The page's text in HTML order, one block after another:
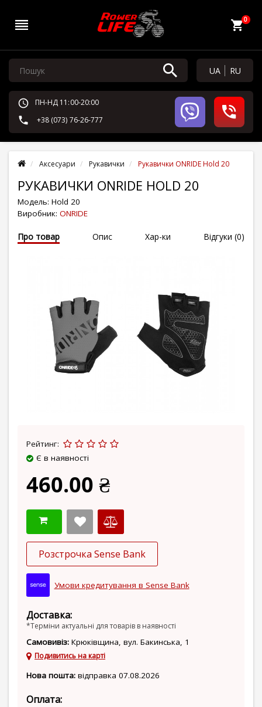
0
UA RU
ПН-НД 11:00-20:00
+38 (073) 76-26-777
Аксесуари Рукавички Рукавички ONRIDE Hold 20
РУКАВИЧКИ ONRIDE HOLD 20
Модель: Hold 20
Виробник: ONRIDE
Про товар Опис Хар-ки Відгуки (0)
Є в наявності
Рейтинг:
460.00 ₴
Розстрочка Sense Bank
Умови кредитування в Sense Bank
Доставка:
*Терміни актуальні для товарів в наявності
Самовивіз: Крюківщина, вул. Бакинська, 1
Подивитись на карті
Нова пошта: відправка 07.08.2026
Оплата: